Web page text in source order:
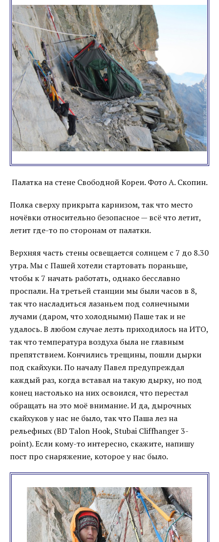
Палатка на стене Свободной Кореи. Фото А. Скопин.
Полка сверху прикрыта карнизом, так что место
ночёвки относительно безопасное — всё что летит,
летит где-то по сторонам от палатки.
Верхняя часть стены освещается солнцем с 7 до 8.30
утра. Мы с Пашей хотели стартовать пораньше,
чтобы к 7 начать работать, однако бесславно
проспали. На третьей станции мы были часов в 8,
так что насладиться лазаньем под солнечными
лучами (даром, что холодными) Паше так и не
удалось. В любом случае лезть приходилось на ИТО,
так что температура воздуха была не главным
препятствием. Кончились трещины, пошли дырки
под скайхуки. По началу Павел предупреждал
каждый раз, когда вставал на такую дырку, но под
конец настолько на них освоился, что перестал
обращать на это моё внимание. И да, дырочных
скайхуков у нас не было, так что Паша лез на
рельефных (BD Talon Hook, Stubai Cliffhanger 3-
point). Если кому-то интересно, скажите, напишу
пост про снаряжение, которое у нас было.